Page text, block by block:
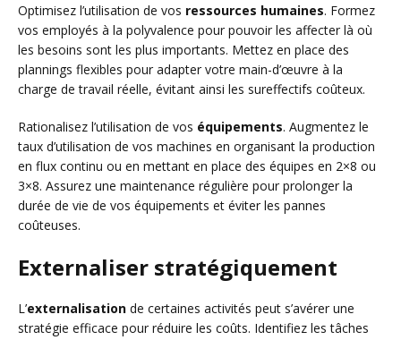
Optimisez l’utilisation de vos ressources humaines. Formez
vos employés à la polyvalence pour pouvoir les affecter là où
les besoins sont les plus importants. Mettez en place des
plannings flexibles pour adapter votre main-d’œuvre à la
charge de travail réelle, évitant ainsi les sureffectifs coûteux.
Rationalisez l’utilisation de vos équipements. Augmentez le
taux d’utilisation de vos machines en organisant la production
en flux continu ou en mettant en place des équipes en 2×8 ou
3×8. Assurez une maintenance régulière pour prolonger la
durée de vie de vos équipements et éviter les pannes
coûteuses.
Externaliser stratégiquement
L’externalisation de certaines activités peut s’avérer une
stratégie efficace pour réduire les coûts. Identifiez les tâches